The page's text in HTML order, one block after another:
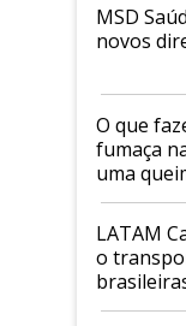
MSD
novos
O que
fumaça
uma
LATAM
o
semestre